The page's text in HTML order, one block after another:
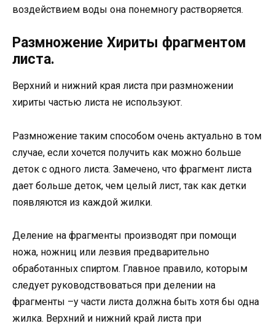
воздействием воды она понемногу растворяется.
Размножение Хириты фрагментом
листа.
Верхний и нижний края листа при размножении
хириты частью листа не используют.
Размножение таким способом очень актуально в том
случае, если хочется получить как можно больше
деток с одного листа. Замечено, что фрагмент листа
дает больше деток, чем целый лист, так как детки
появляются из каждой жилки.
Деление на фрагменты производят при помощи
ножа, ножниц или лезвия предварительно
обработанных спиртом. Главное правило, которым
следует руководствоваться при делении на
фрагменты –у части листа должна быть хотя бы одна
жилка. Верхний и нижний край листа при